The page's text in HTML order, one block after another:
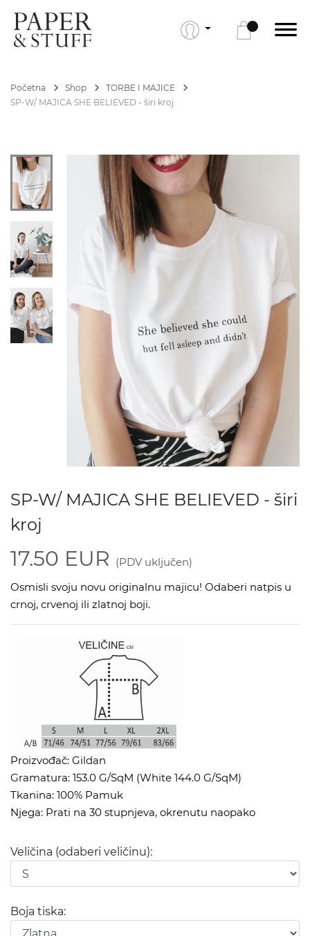
Početna Shop
TORBE I MAJICE
SP-W/ MAJICA SHE BELIEVED - širi kroj
SP-W/ MAJICA SHE BELIEVED - širi
kroj
17.50 EUR (PDV uključen)
Osmisli svoju novu originalnu majicu! Odaberi natpis u
crnoj, crvenoj ili zlatnoj boji.
Proizvođač: Gildan
Gramatura: 153.0 G/SqM (White 144.0 G/SqM)
Tkanina: 100% Pamuk
Njega: Prati na 30 stupnjeva, okrenutu naopako
Veličina (odaberi veličinu):
Boja tiska: